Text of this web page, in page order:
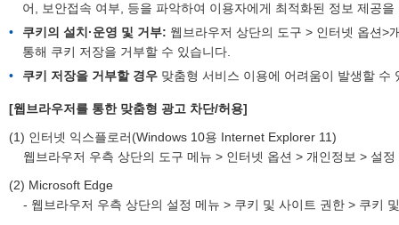
어, 보안접속 여부, 등을 파악하여 이용자에게 최적화된 정보 제공
쿠키의 설치·운영 및 거부: 웹브라우저 상단의 도구 > 인터넷 옵션>
통해 쿠키 저장을 거부할 수 있습니다.
쿠키 저장을 거부할 경우 맞춤형 서비스 이용에 어려움이 발생할 수
[웹브라우저를 통한 맞춤형 광고 차단/허용]
(1) 인터넷 익스플로러(Windows 10용 Internet Explorer 11)
웹브라우저 우측 상단의 도구 메뉴 > 인터넷 옵션 > 개인정보 > 설정
(2) Microsoft Edge
- 웹브라우저 우측 상단의 설정 메뉴 > 쿠키 및 사이트 권한 > 쿠키